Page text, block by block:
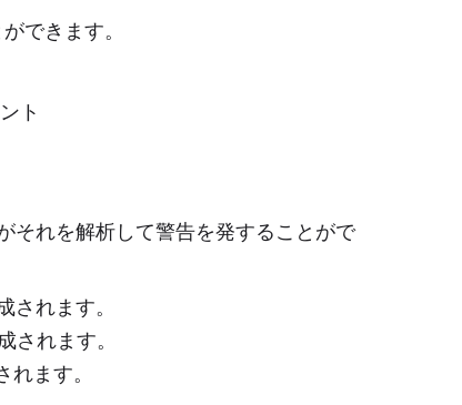
できます。
ト
それを解析して警告を発することがで
れます。
れます。
ます。